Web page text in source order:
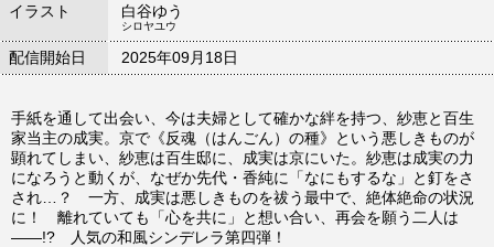
イラスト 白谷ゆう
シロヤユウ
配信開始日 2025年09月18日
手紙を通して出会い、今は夫婦として確かな絆を持つ、紗恵と百生
家当主の成実。京で《反魂（はんごん）の種》という悪しきものが
顕れてしまい、紗恵は百生邸に、成実は京にいた。紗恵は成実の力
になろうと動くが、なぜか先代・香純に「なにもするな」と釘をさ
され…？ 一方、成実は悪しきものを祓う最中で、絶体絶命の状況
に！ 離れていても「心を共に」と想い合い、再会を願う二人は
――!? 人気の和風シンデレラ第四弾！